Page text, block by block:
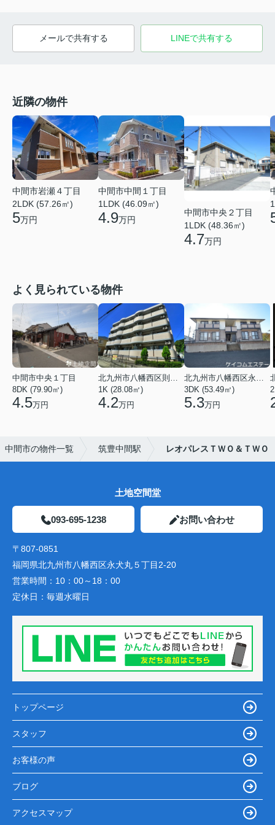
メールで共有する LINEで共有する
近隣の物件
中間市岩瀬４丁目
2LDK (57.26㎡)
5万円
中間市中間１丁目
1LDK (46.09㎡)
4.9万円
中間市中央２丁目
1LDK (48.36㎡)
4.7万円
よく見られている物件
中間市中央１丁目
8DK (79.90㎡)
4.5万円
北九州市八幡西区則松１丁目
1K (28.08㎡)
4.2万円
北九州市八幡西区永犬丸５丁目
3DK (53.49㎡)
5.3万円
中間市の物件一覧 筑豊中間駅 レオパレスＴＷＯ＆ＴＷＯ
土地空間堂
093-695-1238 お問い合わせ
〒807-0851
福岡県北九州市八幡西区永犬丸５丁目2-20
営業時間： 10：00～18：00
定休日： 毎週水曜日
トップページ
スタッフ
お客様の声
ブログ
アクセスマップ